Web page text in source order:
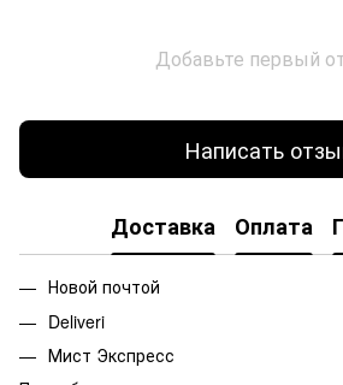
Добавьте первый
Написать
Доставка Оплата
Новой почтой
Deliveri
Мист Экспресс